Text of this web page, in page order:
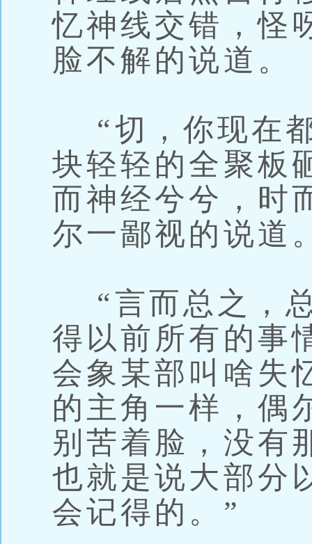
忆神线交错，怪
脸不解的说道。
“切，你现在
块轻轻的全聚板
而神经兮兮，时
尔一鄙视的说道
“言而总之，
得以前所有的事
会象某部叫啥失
的主角一样，偶
别苦着脸，没有
也就是说大部分
会记得的。”